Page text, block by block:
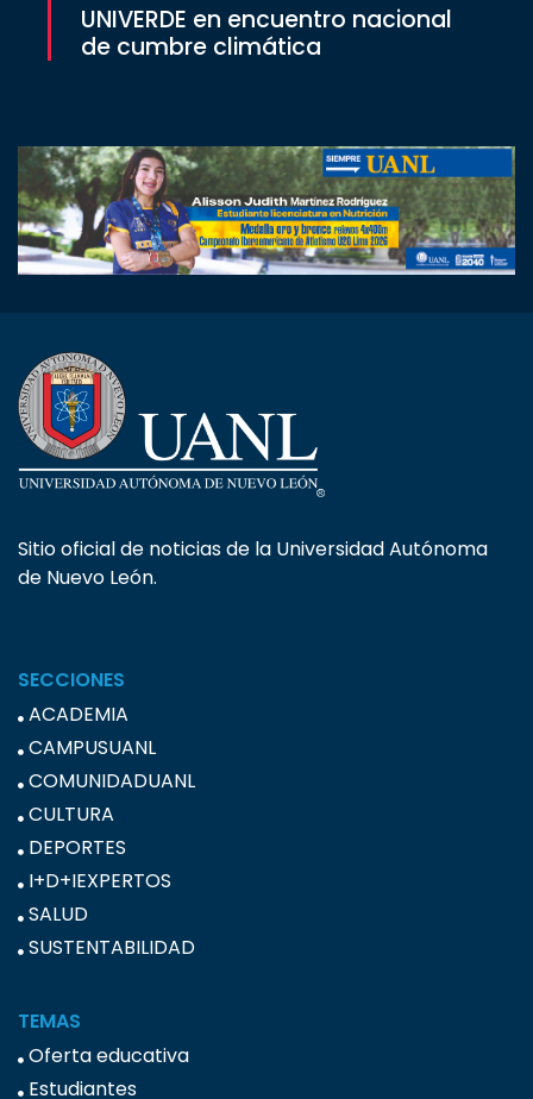
UNIVERDE en encuentro nacional
de cumbre climática
Sitio oficial de noticias de la Universidad Autónoma
de Nuevo León.
SECCIONES
ACADEMIA
CAMPUSUANL
COMUNIDADUANL
CULTURA
DEPORTES
I+D+IEXPERTOS
SALUD
SUSTENTABILIDAD
TEMAS
Oferta educativa
Estudiantes